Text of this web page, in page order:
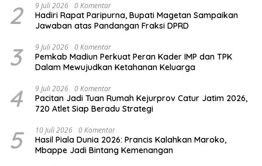
2 9 Juli 2026 0 Komentar
Hadiri Rapat Paripurna, Bupati Magetan Sampaikan
Jawaban atas Pandangan Fraksi DPRD
3 9 Juli 2026 0 Komentar
Pemkab Madiun Perkuat Peran Kader IMP dan TPK
Dalam Mewujudkan Ketahanan Keluarga
4 9 Juli 2026 0 Komentar
Pacitan Jadi Tuan Rumah Kejurprov Catur Jatim 2026,
720 Atlet Siap Beradu Strategi
5 10 Juli 2026 0 Komentar
Hasil Piala Dunia 2026: Prancis Kalahkan Maroko,
Mbappe Jadi Bintang Kemenangan